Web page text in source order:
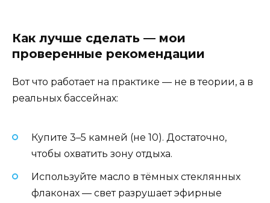
Как лучше сделать — мои
проверенные рекомендации
Вот что работает на практике — не в теории, а в
реальных бассейнах:
Купите 3–5 камней (не 10). Достаточно,
чтобы охватить зону отдыха.
Используйте масло в тёмных стеклянных
флаконах — свет разрушает эфирные